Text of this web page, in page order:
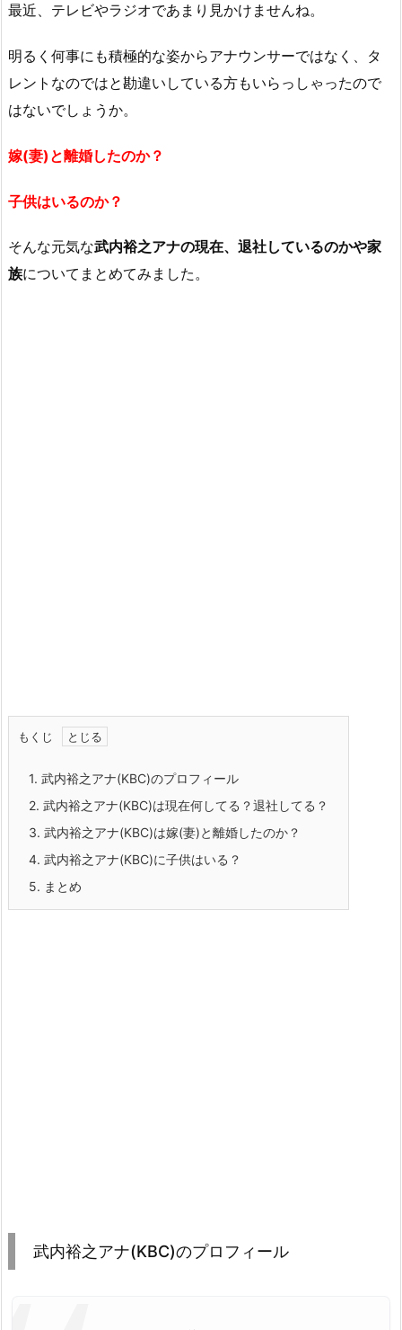
最近、テレビやラジオであまり見かけませんね。
明るく何事にも積極的な姿からアナウンサーではなく、タ
レントなのではと勘違いしている方もいらっしゃったので
はないでしょうか。
嫁(妻)と離婚したのか？
子供はいるのか？
そんな元気な武内裕之アナの現在、退社しているのかや家
族についてまとめてみました。
もくじ
1. 武内裕之アナ(KBC)のプロフィール
2. 武内裕之アナ(KBC)は現在何してる？退社してる？
3. 武内裕之アナ(KBC)は嫁(妻)と離婚したのか？
4. 武内裕之アナ(KBC)に子供はいる？
5. まとめ
武内裕之アナ(KBC)のプロフィール